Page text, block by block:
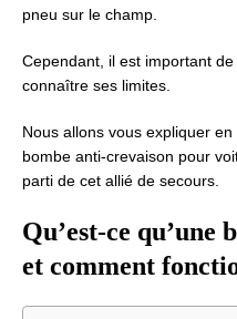
pneu sur le champ.
Cependant, il est important
connaître ses limites.
Nous allons vous expliquer
bombe anti-crevaison pour
parti de cet allié de secours.
Qu’est-ce qu’une
et comment